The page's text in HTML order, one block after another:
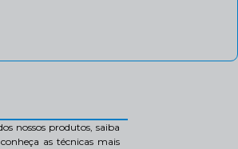
nossos produtos, saiba
as técnicas mais